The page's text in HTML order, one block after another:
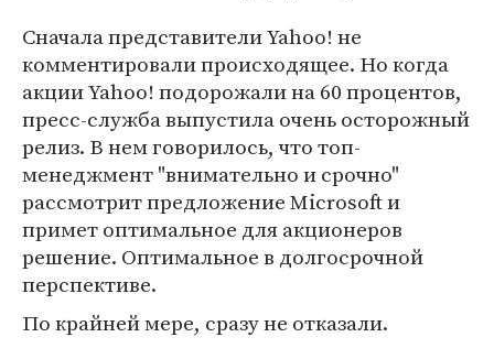
Сначала представители Yahoo! не
комментировали происходящее. Но когда
акции Yahoo! подорожали на 60 процентов,
пресс-служба выпустила очень осторожный
релиз. В нем говорилось, что топ-
менеджмент "внимательно и срочно"
рассмотрит предложение Microsoft и
примет оптимальное для акционеров
решение. Оптимальное в долгосрочной
перспективе.
По крайней мере, сразу не отказали.